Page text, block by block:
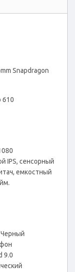
Snapdragon
610
IPS, сенсорный
емкостный
9.0